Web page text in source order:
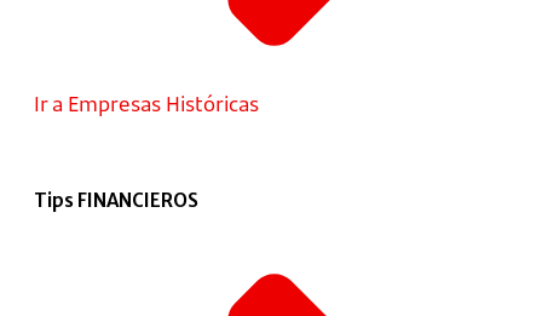
Ir a Empresas Históricas
Tips FINANCIEROS